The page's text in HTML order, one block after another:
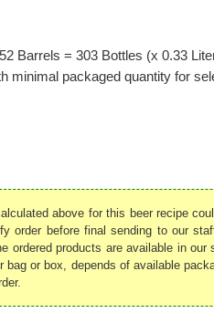
Barrels = 303 Bottles (x 0.33
minimal packaged quantity for
above for this beer recipe
order before final sending to our
ordered products are available in
bag or box, depends of available